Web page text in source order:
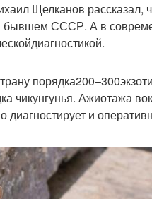
Щелканов рассказал,
бывшем СССР. А в
чикунгунья. Ажиотажа
и